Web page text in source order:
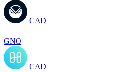
CAD
GNO
CAD